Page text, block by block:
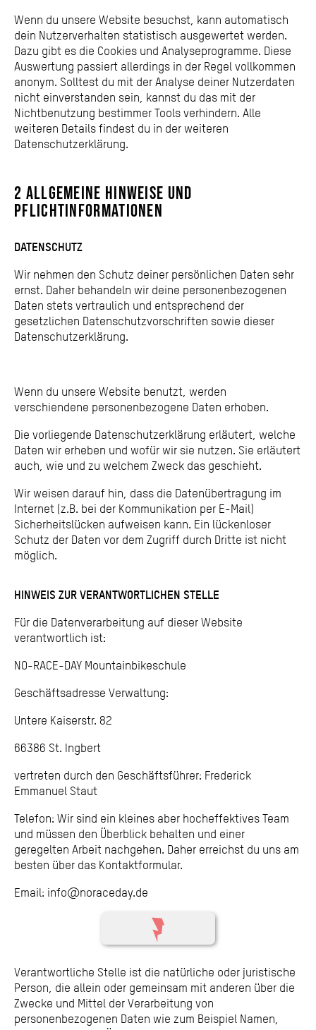
Wenn du unsere Website besuchst, kann automatisch
dein Nutzerverhalten statistisch ausgewertet werden.
Dazu gibt es die Cookies und Analyseprogramme. Diese
Auswertung passiert allerdings in der Regel vollkommen
anonym. Solltest du mit der Analyse deiner Nutzerdaten
nicht einverstanden sein, kannst du das mit der
Nichtbenutzung bestimmer Tools verhindern. Alle
weiteren Details findest du in der weiteren
Datenschutzerklärung.
2 allgemeine hinweise und
pflichtinformationen
DATENSCHUTZ
Wir nehmen den Schutz deiner persönlichen Daten sehr
ernst. Daher behandeln wir deine personenbezogenen
Daten stets vertraulich und entsprechend der
gesetzlichen Datenschutzvorschriften sowie dieser
Datenschutzerklärung.
Wenn du unsere Website benutzt, werden
verschiendene personenbezogene Daten erhoben.
Die vorliegende Datenschutzerklärung erläutert, welche
Daten wir erheben und wofür wir sie nutzen. Sie erläutert
auch, wie und zu welchem Zweck das geschieht.
Wir weisen darauf hin, dass die Datenübertragung im
Internet (z.B. bei der Kommunikation per E-Mail)
Sicherheitslücken aufweisen kann. Ein lückenloser
Schutz der Daten vor dem Zugriff durch Dritte ist nicht
möglich.
HINWEIS ZUR VERANTWORTLICHEN STELLE
Für die Datenverarbeitung auf dieser Website
verantwortlich ist:
NO-RACE-DAY Mountainbikeschule
Geschäftsadresse Verwaltung:
Untere Kaiserstr. 82
66386 St. Ingbert
vertreten durch den Geschäftsführer: Frederick
Emmanuel Staut
Telefon: Wir sind ein kleines aber hocheffektives Team
und müssen den Überblick behalten und einer
geregelten Arbeit nachgehen. Daher erreichst du uns am
besten über das Kontaktformular.
Email: info@noraceday.de
Verantwortliche Stelle ist die natürliche oder juristische
Person, die allein oder gemeinsam mit anderen über die
Zwecke und Mittel der Verarbeitung von
personenbezogenen Daten wie zum Beispiel Namen,